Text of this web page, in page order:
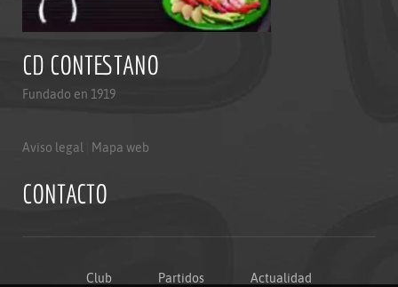
CD CONTESTANO
Fundado en 1919
Aviso legal Mapa web
CONTACTO
Club Partidos Actualidad